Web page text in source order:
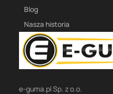
Blog
Nasza historia
e-guma.pl Sp. z o.o.